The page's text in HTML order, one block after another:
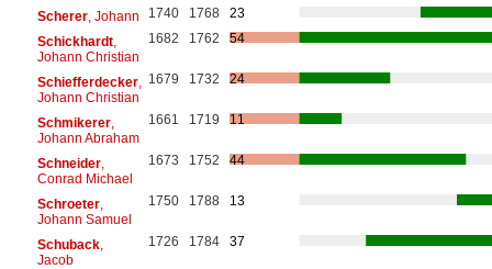
Scherer, Johann 1740 1768
23
Schickhardt,
Johann Christian
1682 1762 54
Schiefferdecker,
Johann Christian
1679 1732 24
Schmikerer,
Johann Abraham
1661 1719 11
Schneider,
Conrad Michael
1673 1752 44
Schroeter,
Johann Samuel
1750 1788 13
Schuback,
Jacob
1726 1784 37